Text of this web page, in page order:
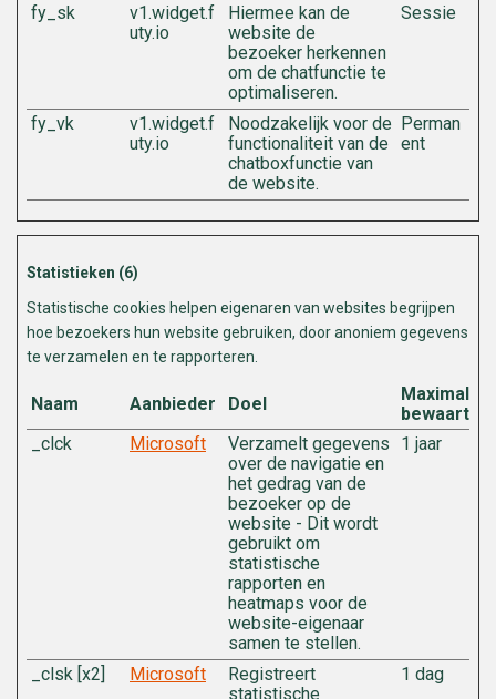
fy_sk
v1.widget.f
uty.io
Hiermee kan de
website de
bezoeker herkennen
om de chatfunctie te
optimaliseren.
Sessie
fy_vk
v1.widget.f
uty.io
Noodzakelijk voor de
functionaliteit van de
chatboxfunctie van
de website.
Perman
ent
Statistieken (6)
Statistische cookies helpen eigenaren van websites begrijpen
hoe bezoekers hun website gebruiken, door anoniem gegevens
te verzamelen en te rapporteren.
Naam Aanbieder Doel
Maximale
_clck
Microsoft
Verzamelt gegevens
over de navigatie en
het gedrag van de
bezoeker op de
website - Dit wordt
gebruikt om
statistische
rapporten en
heatmaps voor de
website-eigenaar
samen te stellen.
1 jaar
_clsk [x2] Microsoft
Registreert
statistische
1 dag